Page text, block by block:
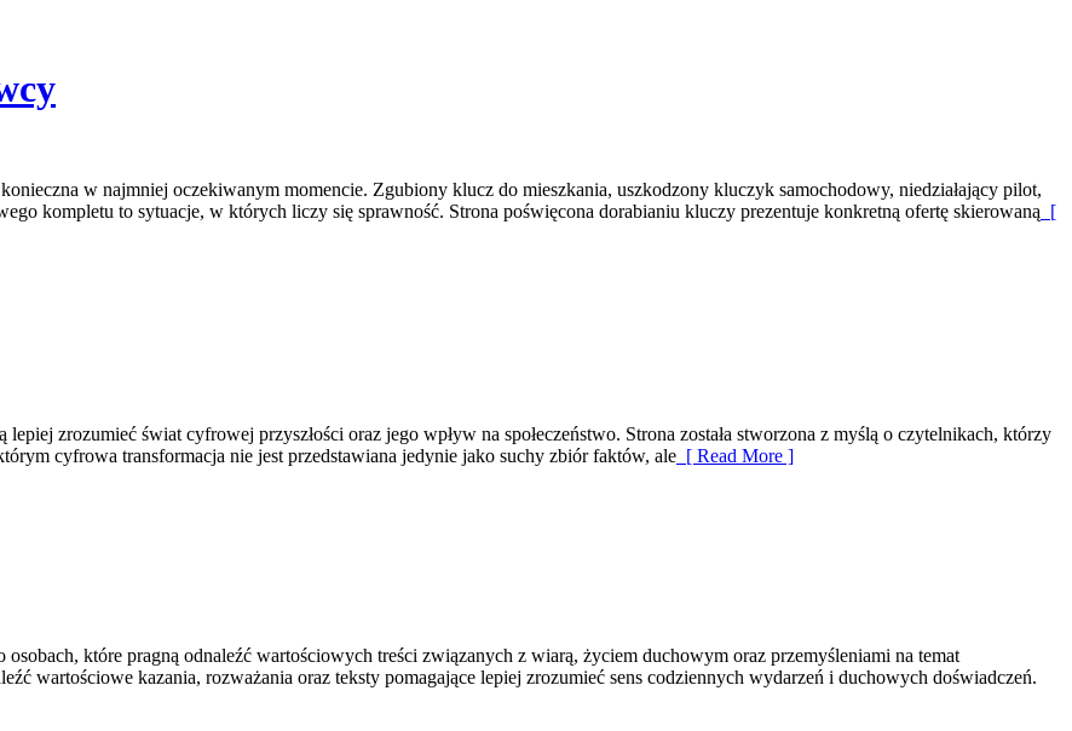
w najmniej oczekiwanym momencie. Zgubiony klucz do mieszkania, uszkodzony kluczyk samochodowy, niedziałający pilot,
kompletu to sytuacje, w których liczy się sprawność. Strona poświęcona dorabianiu kluczy prezentuje konkretną ofertę skierowaną [
zrozumieć świat cyfrowej przyszłości oraz jego wpływ na społeczeństwo. Strona została stworzona z myślą o czytelnikach, którzy
cyfrowa transformacja nie jest przedstawiana jedynie jako suchy zbiór faktów, ale [ Read More ]
które pragną odnaleźć wartościowych treści związanych z wiarą, życiem duchowym oraz przemyśleniami na temat
wartościowe kazania, rozważania oraz teksty pomagające lepiej zrozumieć sens codziennych wydarzeń i duchowych doświadczeń.